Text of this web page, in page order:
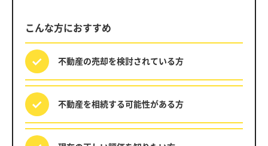
こんな方におすすめ
不動産の売却を検討されている方
不動産を相続する可能性がある方